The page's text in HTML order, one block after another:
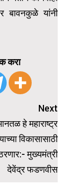
बावनकुळे यांनी
करा
Next
हे महाराष्ट्र
विकासासाठी
मुख्यमंत्री
देवेंद्र फडणवीस